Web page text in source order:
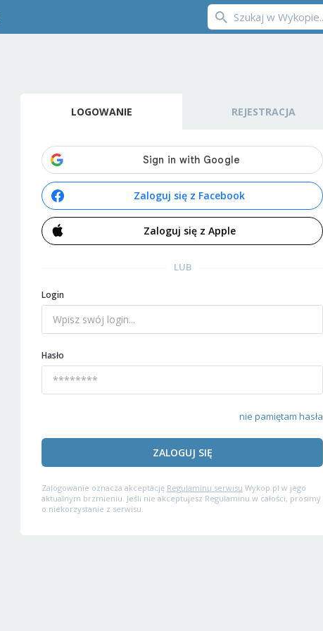
LOGOWANIE REJESTRACJA
Zaloguj się z Facebook
Zaloguj się z Apple
LUB
Login
Hasło
nie pamiętam hasła
ZALOGUJ SIĘ
Zalogowanie oznacza akceptację Regulaminu serwisu Wykop.pl w jego
aktualnym brzmieniu. Jeśli nie akceptujesz Regulaminu w całości, prosimy
o niekorzystanie z serwisu.